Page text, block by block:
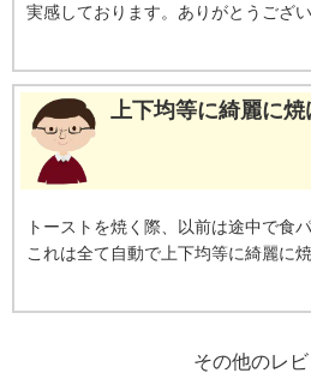
実感しております。ありがとうござい
上下均等に綺麗に焼
トーストを焼く際、以前は途中で食
これは全て自動で上下均等に綺麗に
使い勝手が便利
その他のレ